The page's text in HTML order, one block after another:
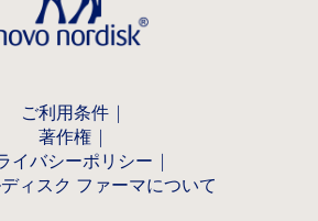
ご利用条件
著作権
イバシーポリシー
ィスク ファーマについて